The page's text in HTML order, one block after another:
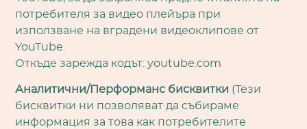
потребителя за видео плейъра при
използване на вградени видеоклипове от
YouTube.
Откъде зарежда кодът: youtube.com
Аналитични/Перформанс бисквитки (Тези
бисквитки ни позволяват да събираме
информация за това как потребителите